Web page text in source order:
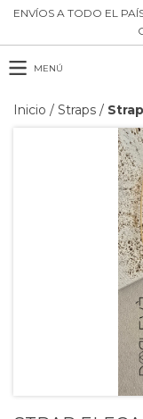
ENVÍOS A TODO EL
MENÚ
Inicio / Straps /